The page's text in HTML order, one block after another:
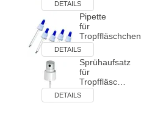
DETAILS
Pipette
für
Tropffläschchen
DETAILS
Sprühaufsatz
für
Tropffläsc…
DETAILS